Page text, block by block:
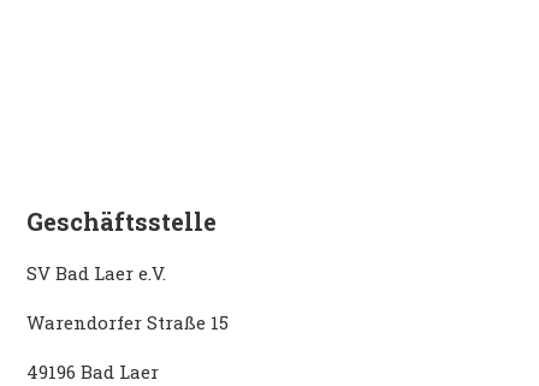
Geschäftsstelle
SV Bad Laer e.V.
Warendorfer Straße 15
49196 Bad Laer